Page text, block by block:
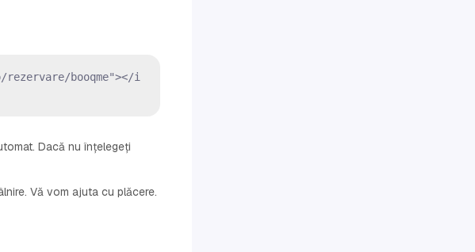
booqme"></i
Dacă nu înțelegeți
Vă vom ajuta cu plăcere.